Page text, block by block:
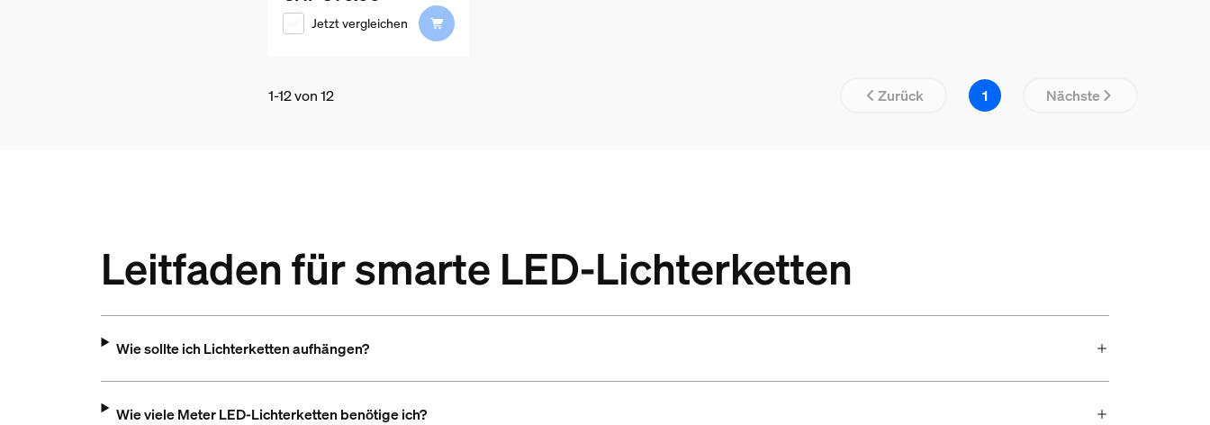
Jetzt vergleichen
1-12 von 12 Zurück 1 Nächste
Leitfaden für smarte LED-Lichterketten
Wie sollte ich Lichterketten aufhängen?
Wie viele Meter LED-Lichterketten benötige ich?